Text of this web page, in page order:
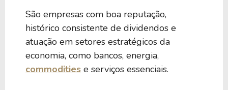
São empresas com boa reputação,
histórico consistente de dividendos e
atuação em setores estratégicos da
economia, como bancos, energia,
commodities e serviços essenciais.